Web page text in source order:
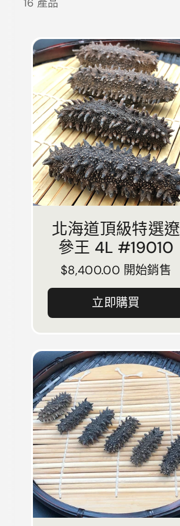
16 產品
北海道頂級特選遼
參王 4L #19010
正常價格
$8,400.00 開始銷售
立即購買